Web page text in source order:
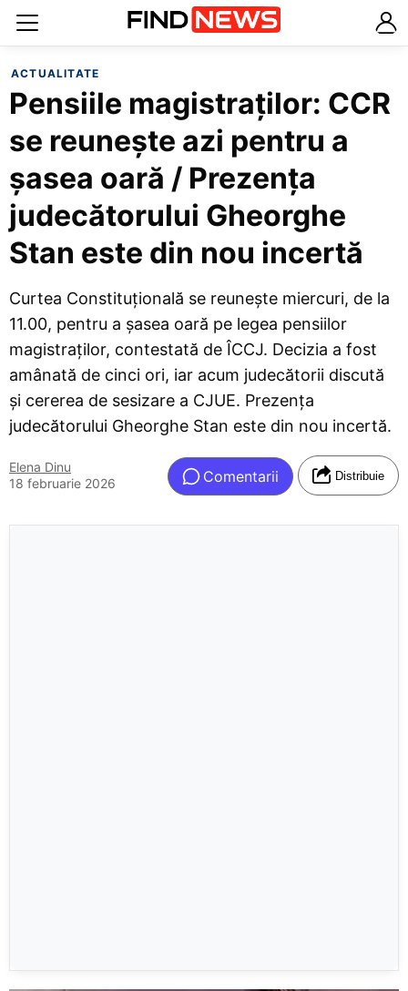
ACTUALITATE
Pensiile magistraților: CCR
se reunește azi pentru a
șasea oară / Prezența
judecătorului Gheorghe
Stan este din nou incertă
Curtea Constituțională se reunește miercuri, de la
11.00, pentru a șasea oară pe legea pensiilor
magistraților, contestată de ÎCCJ. Decizia a fost
amânată de cinci ori, iar acum judecătorii discută
și cererea de sesizare a CJUE. Prezența
judecătorului Gheorghe Stan este din nou incertă.
Elena Dinu
18 februarie 2026
Comentarii Distribuie